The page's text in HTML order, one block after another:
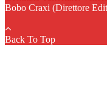
Bobo Craxi (Direttore
Back To Top